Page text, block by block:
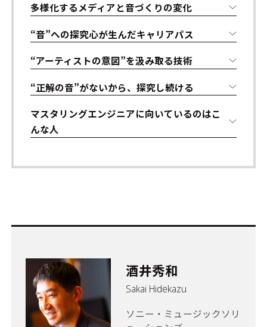
多様化するメディアと音づくりの変化
“音”への探究心が生んだキャリアパス
“アーティストの意図”を汲み取る技術
“正解の音”がないから、探究し続ける
マスタリングエンジニアに向いているのはこ
んな人
酒井秀和
Sakai Hidekazu
ソニー・ミュージックソリ